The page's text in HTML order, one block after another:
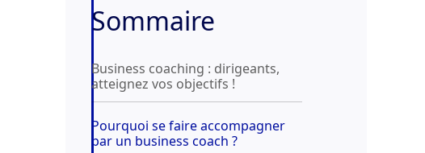
Sommaire
Business coaching : dirigeants,
atteignez vos objectifs !
Pourquoi se faire accompagner
par un business coach ?